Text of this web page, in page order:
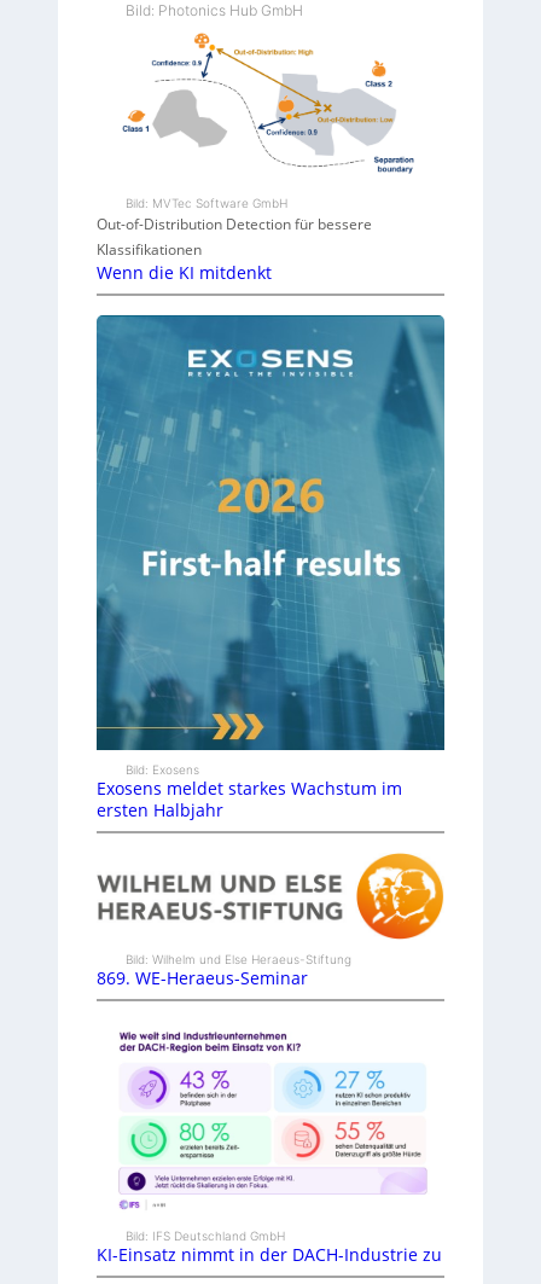
Bild: Photonics Hub GmbH
Bild: MVTec Software GmbH
Out-of-Distribution Detection für bessere
Klassifikationen
Wenn die KI mitdenkt
Bild: Exosens
Exosens meldet starkes Wachstum im
ersten Halbjahr
Bild: Wilhelm und Else Heraeus-Stiftung
869. WE-Heraeus-Seminar
Bild: IFS Deutschland GmbH
KI-Einsatz nimmt in der DACH-Industrie zu